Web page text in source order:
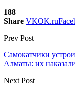
188
Share VKOK.ru
Prev Post
Самокатчики
Алматы: их наказали
Next Post